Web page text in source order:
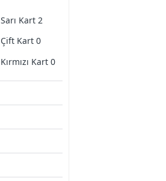
Sarı Kart 2
Çift Kart 0
Kırmızı Kart 0